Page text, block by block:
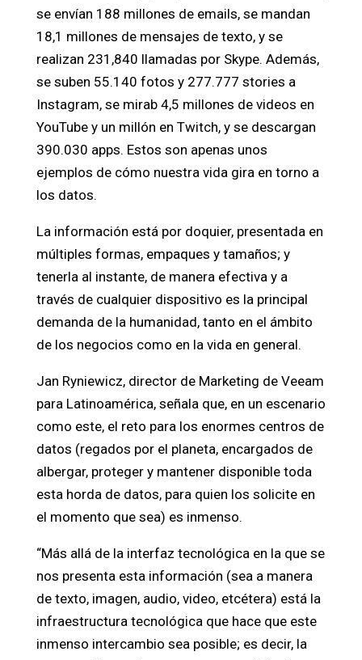
se envían 188 millones de emails, se mandan
18,1 millones de mensajes de texto, y se
realizan 231,840 llamadas por Skype. Además,
se suben 55.140 fotos y 277.777 stories a
Instagram, se mirab 4,5 millones de videos en
YouTube y un millón en Twitch, y se descargan
390.030 apps. Estos son apenas unos
ejemplos de cómo nuestra vida gira en torno a
los datos.
La información está por doquier, presentada en
múltiples formas, empaques y tamaños; y
tenerla al instante, de manera efectiva y a
través de cualquier dispositivo es la principal
demanda de la humanidad, tanto en el ámbito
de los negocios como en la vida en general.
Jan Ryniewicz, director de Marketing de Veeam
para Latinoamérica, señala que, en un escenario
como este, el reto para los enormes centros de
datos (regados por el planeta, encargados de
albergar, proteger y mantener disponible toda
esta horda de datos, para quien los solicite en
el momento que sea) es inmenso.
“Más allá de la interfaz tecnológica en la que se
nos presenta esta información (sea a manera
de texto, imagen, audio, video, etcétera) está la
infraestructura tecnológica que hace que este
inmenso intercambio sea posible; es decir, la